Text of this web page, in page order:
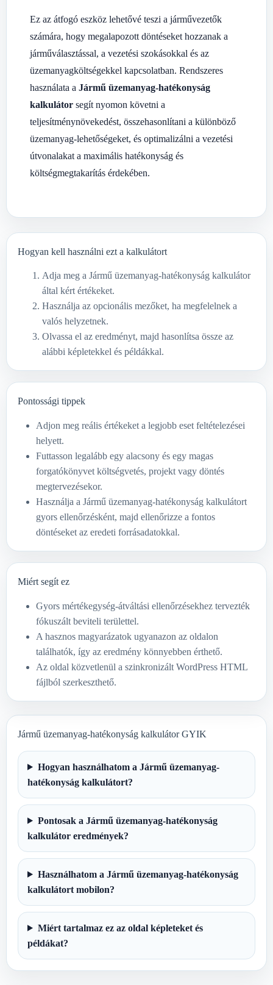
Ez az átfogó eszköz lehetővé teszi a járművezetők
számára, hogy megalapozott döntéseket hozzanak a
járműválasztással, a vezetési szokásokkal és az
üzemanyagköltségekkel kapcsolatban. Rendszeres
használata a Jármű üzemanyag-hatékonyság
kalkulátor segít nyomon követni a
teljesítménynövekedést, összehasonlítani a különböző
üzemanyag-lehetőségeket, és optimalizálni a vezetési
útvonalakat a maximális hatékonyság és
költségmegtakarítás érdekében.
Hogyan kell használni ezt a kalkulátort
Adja meg a Jármű üzemanyag-hatékonyság kalkulátor
által kért értékeket.
Használja az opcionális mezőket, ha megfelelnek a
valós helyzetnek.
Olvassa el az eredményt, majd hasonlítsa össze az
alábbi képletekkel és példákkal.
Pontossági tippek
Adjon meg reális értékeket a legjobb eset feltételezései
helyett.
Futtasson legalább egy alacsony és egy magas
forgatókönyvet költségvetés, projekt vagy döntés
megtervezésekor.
Használja a Jármű üzemanyag-hatékonyság kalkulátort
gyors ellenőrzésként, majd ellenőrizze a fontos
döntéseket az eredeti forrásadatokkal.
Miért segít ez
Gyors mértékegység-átváltási ellenőrzésekhez tervezték
fókuszált beviteli területtel.
A hasznos magyarázatok ugyanazon az oldalon
találhatók, így az eredmény könnyebben érthető.
Az oldal közvetlenül a szinkronizált WordPress HTML
fájlból szerkeszthető.
Jármű üzemanyag-hatékonyság kalkulátor GYIK
Hogyan használhatom a Jármű üzemanyag-
hatékonyság kalkulátort?
Pontosak a Jármű üzemanyag-hatékonyság
kalkulátor eredmények?
Használhatom a Jármű üzemanyag-hatékonyság
kalkulátort mobilon?
Miért tartalmaz ez az oldal képleteket és
példákat?